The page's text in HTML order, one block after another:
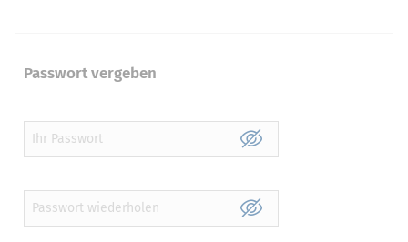
Passwort vergeben

